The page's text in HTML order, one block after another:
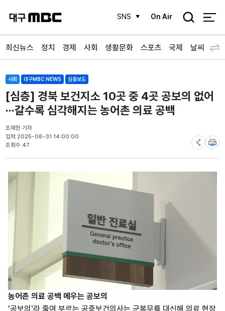
SNS On Air
검
최신뉴스 정치 경제 사회 생활문화 스포츠 국제 날씨
사회 대구MBC NEWS 심층보도
[심층] 경북 보건지소 10곳 중 4곳 공보의 없어
···갈수록 심각해지는 농어촌 의료 공백
조재한 기자
입력 2025-08-31 14:00:00
조회수 47
농어촌 의료 공백 메우는 공보의
'공보의'라 줄여 부르는 공중보건의사는 군복무를 대신해 의료 현장